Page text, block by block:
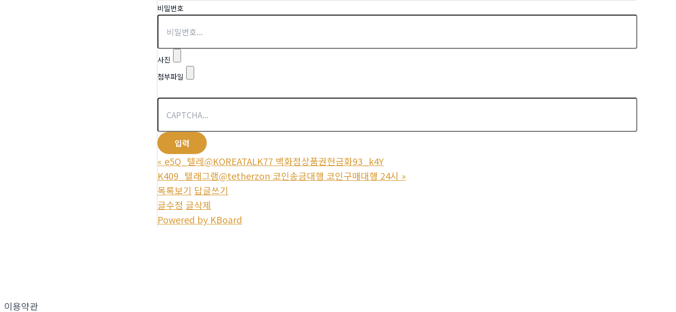
비밀번호
사진
첨부파일
« e5Q_텔레@KOREATALK77 백화점상품권현금화93_k4Y
K409_텔래그램@tetherzon 코인송금대행 코인구매대행 24시 »
목록보기 답글쓰기
글수정 글삭제
Powered by KBoard
이용약관